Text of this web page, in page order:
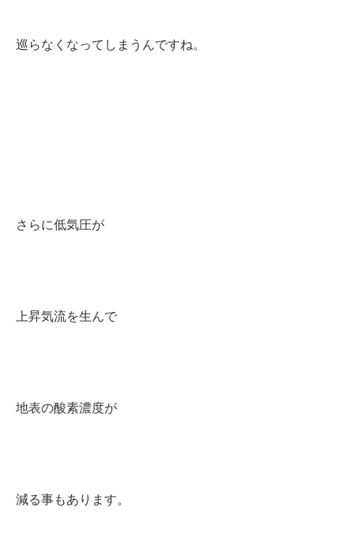
巡らなくなってしまうんですね。
さらに低気圧が
上昇気流を生んで
地表の酸素濃度が
減る事もあります。